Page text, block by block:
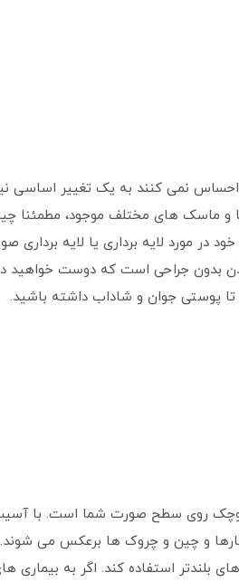
نمی کنند به یک تغییر اساسی
ها و ماسک های مختلف موجود،
در مورد لایه برداری یا لایه
بدون جراحی است که دوست خواهید
تا پوستی جوان و شاداب داشته باشید.
روی سطح صورت شما است. با
و چین و چروک ها برعکس می شوند.
بلندتر استفاده کند. اگر به بیماری